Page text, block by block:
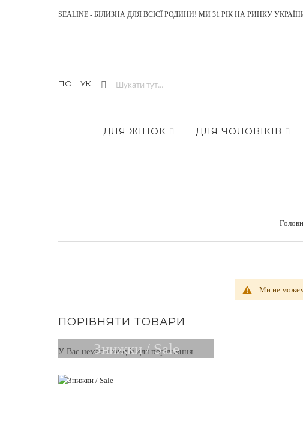
SEALINE - БІЛИЗНА ДЛЯ ВСІЄЇ РОДИНИ! МИ 31 РІК НА РИНКУ
ПОШУК
ДЛЯ ЖІНОК ДЛЯ ЧОЛОВІКІВ
Ми не
ПОРІВНЯТИ ТОВАРИ
У Вас немає позицій для порівняння.
Знижки / Sale